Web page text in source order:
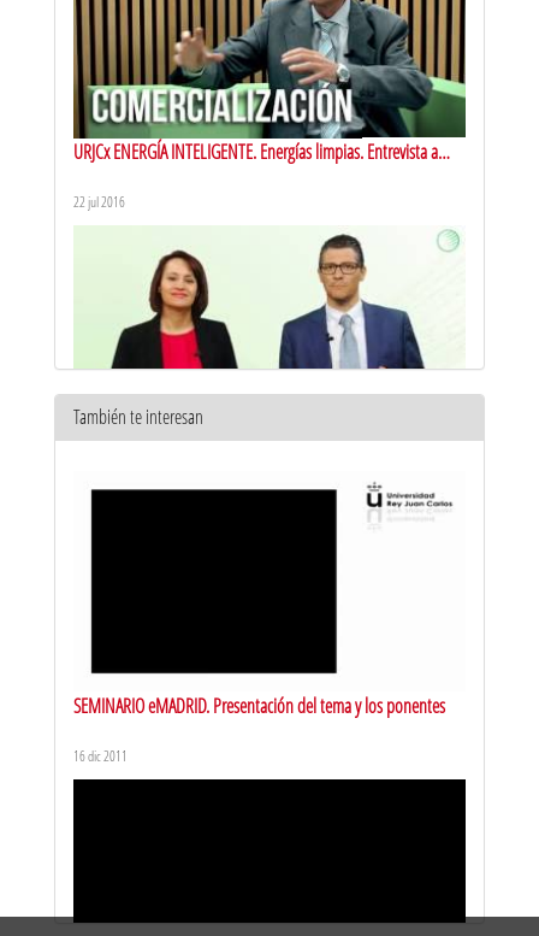
URJCx ENERGÍA INTELIGENTE. Energías limpias. Entrevista a
22 jul 2016
URJCx ENERGÍA INTELIGENTE. Presentación del curso
También te interesan
SEMINARIO eMADRID. Presentación del tema y los ponentes
16 dic 2011